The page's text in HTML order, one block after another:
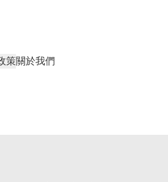
策關於我們